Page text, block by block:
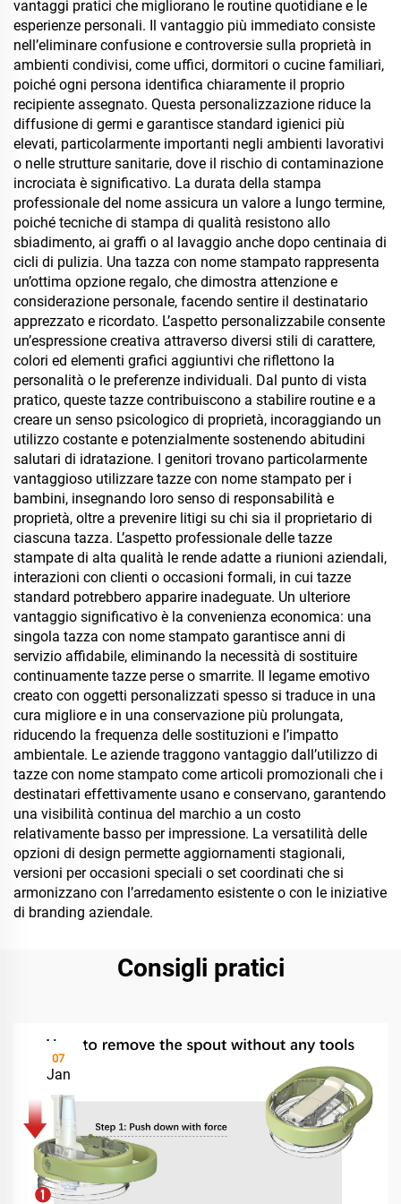
regalo
vantaggi pratici che migliorano le routine quotidiane e le
esperienze personali. Il vantaggio più immediato consiste
nell’eliminare confusione e controversie sulla proprietà in
ambienti condivisi, come uffici, dormitori o cucine familiari,
poiché ogni persona identifica chiaramente il proprio
recipiente assegnato. Questa personalizzazione riduce la
diffusione di germi e garantisce standard igienici più
elevati, particolarmente importanti negli ambienti lavorativi
o nelle strutture sanitarie, dove il rischio di contaminazione
incrociata è significativo. La durata della stampa
professionale del nome assicura un valore a lungo termine,
poiché tecniche di stampa di qualità resistono allo
sbiadimento, ai graffi o al lavaggio anche dopo centinaia di
cicli di pulizia. Una tazza con nome stampato rappresenta
un’ottima opzione regalo, che dimostra attenzione e
considerazione personale, facendo sentire il destinatario
apprezzato e ricordato. L’aspetto personalizzabile consente
un’espressione creativa attraverso diversi stili di carattere,
colori ed elementi grafici aggiuntivi che riflettono la
personalità o le preferenze individuali. Dal punto di vista
pratico, queste tazze contribuiscono a stabilire routine e a
creare un senso psicologico di proprietà, incoraggiando un
utilizzo costante e potenzialmente sostenendo abitudini
salutari di idratazione. I genitori trovano particolarmente
vantaggioso utilizzare tazze con nome stampato per i
bambini, insegnando loro senso di responsabilità e
proprietà, oltre a prevenire litigi su chi sia il proprietario di
ciascuna tazza. L’aspetto professionale delle tazze
stampate di alta qualità le rende adatte a riunioni aziendali,
interazioni con clienti o occasioni formali, in cui tazze
standard potrebbero apparire inadeguate. Un ulteriore
vantaggio significativo è la convenienza economica: una
singola tazza con nome stampato garantisce anni di
servizio affidabile, eliminando la necessità di sostituire
continuamente tazze perse o smarrite. Il legame emotivo
creato con oggetti personalizzati spesso si traduce in una
cura migliore e in una conservazione più prolungata,
riducendo la frequenza delle sostituzioni e l’impatto
ambientale. Le aziende traggono vantaggio dall’utilizzo di
tazze con nome stampato come articoli promozionali che i
destinatari effettivamente usano e conservano, garantendo
una visibilità continua del marchio a un costo
relativamente basso per impressione. La versatilità delle
opzioni di design permette aggiornamenti stagionali,
versioni per occasioni speciali o set coordinati che si
armonizzano con l’arredamento esistente o con le iniziative
di branding aziendale.
Consigli pratici
07
Jan